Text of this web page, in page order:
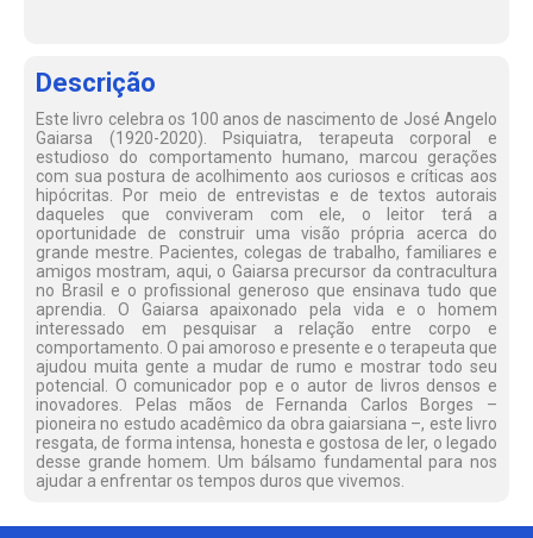
Descrição
Este livro celebra os 100 anos de nascimento de José Angelo
Gaiarsa (1920-2020). Psiquiatra, terapeuta corporal e
estudioso do comportamento humano, marcou gerações
com sua postura de acolhimento aos curiosos e críticas aos
hipócritas. Por meio de entrevistas e de textos autorais
daqueles que conviveram com ele, o leitor terá a
oportunidade de construir uma visão própria acerca do
grande mestre. Pacientes, colegas de trabalho, familiares e
amigos mostram, aqui, o Gaiarsa precursor da contracultura
no Brasil e o profissional generoso que ensinava tudo que
aprendia. O Gaiarsa apaixonado pela vida e o homem
interessado em pesquisar a relação entre corpo e
comportamento. O pai amoroso e presente e o terapeuta que
ajudou muita gente a mudar de rumo e mostrar todo seu
potencial. O comunicador pop e o autor de livros densos e
inovadores. Pelas mãos de Fernanda Carlos Borges –
pioneira no estudo acadêmico da obra gaiarsiana –, este livro
resgata, de forma intensa, honesta e gostosa de ler, o legado
desse grande homem. Um bálsamo fundamental para nos
ajudar a enfrentar os tempos duros que vivemos.